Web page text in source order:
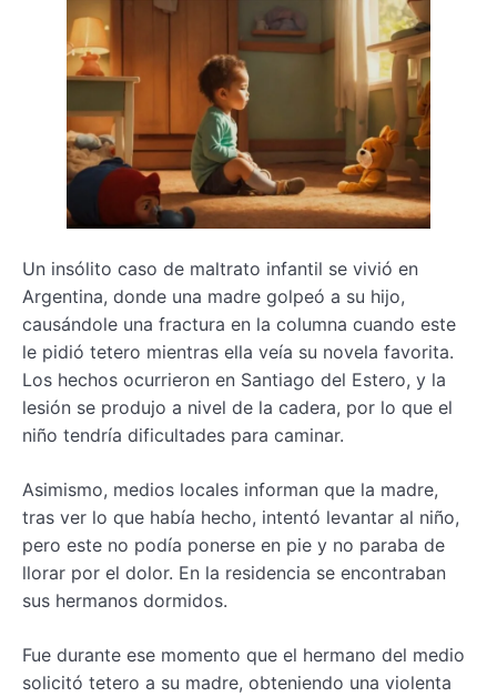
Un insólito caso de maltrato infantil se vivió en
Argentina, donde una madre golpeó a su hijo,
causándole una fractura en la columna cuando este
le pidió tetero mientras ella veía su novela favorita.
Los hechos ocurrieron en Santiago del Estero, y la
lesión se produjo a nivel de la cadera, por lo que el
niño tendría dificultades para caminar.
Asimismo, medios locales informan que la madre,
tras ver lo que había hecho, intentó levantar al niño,
pero este no podía ponerse en pie y no paraba de
llorar por el dolor. En la residencia se encontraban
sus hermanos dormidos.
Fue durante ese momento que el hermano del medio
solicitó tetero a su madre, obteniendo una violenta